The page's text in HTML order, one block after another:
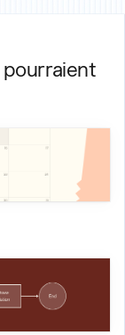
pourraient